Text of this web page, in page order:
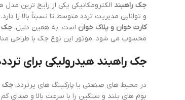
جک راهبند الکترومکانیکی یکی از رایج ترین
و توانایی مدیریت تردد متوسط تا نسبتاً بالا را
کارت خوان و پلاک خوان است. به همین دلیل، جک
محسوب می شود. موتور این نوع جک با طراحی
جک راهبند هیدرولیکی برای
در محیط های صنعتی یا پارکینگ های پرتردد، جک
بوم های بلند و سنگین را با سرعت بالا و صدای